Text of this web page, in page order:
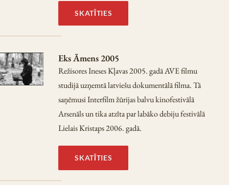
SKATĪTIES
Eks Āmens 2005
Režisores Ineses Kļavas 2005. gadā AVE filmu
studijā uzņemtā latviešu dokumentālā filma. Tā
saņēmusi Interfilm žūrijas balvu kinofestivālā
Arsenāls un tika atzīta par labāko debiju festivālā
Lielais Kristaps 2006. gadā.
SKATĪTIES